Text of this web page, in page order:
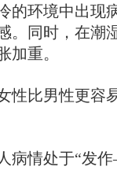
的环境中出现
。同时，在潮
重。
性比男性更容
病情处于“发